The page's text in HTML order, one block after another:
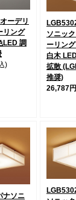
ーデリ
リング
LED 調
)
ソニッ
ーリン
白木
拡散
推奨)
26,787円
ナソニ